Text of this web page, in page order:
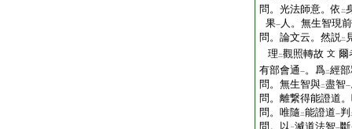
問。光法師意。依 二
果一 人。無生智現
問。論文云。然説二
理 二觀照轉故 文 爾
有部會通一。爲二經
問。無生智與二盡智一
問。離繋得能證道
問。唯隨 二能證道一判
問。以 滅道法智 斷